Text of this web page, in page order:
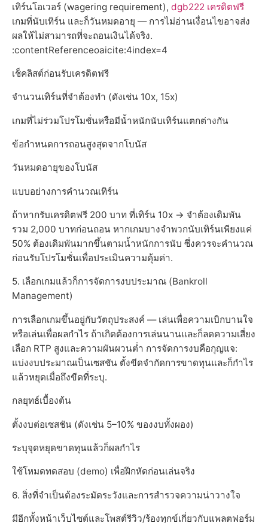
เทิร์นโอเวอร์ (wagering requirement), dgb222 เครดิตฟรี
เกมที่นับเทิร์น และก็วันหมดอายุ — การไม่อ่านเงื่อนไขอาจส่ง
ผลให้ไม่สามารถที่จะถอนเงินได้จริง.
:contentReferenceoaicite:4index=4
เช็คลิสต์ก่อนรับเครดิตฟรี
จำนวนเทิร์นที่จำต้องทำ (ดังเช่น 10x, 15x)
เกมที่ไม่ร่วมโปรโมชั่นหรือมีน้ำหนักนับเทิร์นแตกต่างกัน
ข้อกำหนดการถอนสูงสุดจากโบนัส
วันหมดอายุของโบนัส
แบบอย่างการคำนวณเทิร์น
ถ้าหากรับเครดิตฟรี 200 บาท ที่เทิร์น 10x → จำต้องเดิมพัน
รวม 2,000 บาทก่อนถอน หากเกมบางจำพวกนับเทิร์นเพียงแค่
50% ต้องเดิมพันมากขึ้นตามน้ำหนักการนับ ซึ่งควรจะคำนวณ
ก่อนรับโปรโมชั่นเพื่อประเมินความคุ้มค่า.
5. เลือกเกมแล้วก็การจัดการงบประมาณ (Bankroll
Management)
การเลือกเกมขึ้นอยู่กับวัตถุประสงค์ — เล่นเพื่อความเบิกบานใจ
หรือเล่นเพื่อผลกำไร ถ้าเกิดต้องการเล่นนานและก็ลดความเสี่ยง
เลือก RTP สูงและความผันผวนต่ำ การจัดการงบคือกุญแจ:
แบ่งงบประมาณเป็นเซสชัน ตั้งขีดจำกัดการขาดทุนและก็กำไร
แล้วหยุดเมื่อถึงขีดที่ระบุ.
กลยุทธ์เบื้องต้น
ตั้งงบต่อเซสชัน (ดังเช่น 5–10% ของงบทั้งผอง)
ระบุจุดหยุดขาดทุนแล้วก็ผลกำไร
ใช้โหมดทดสอบ (demo) เพื่อฝึกหัดก่อนเล่นจริง
6. สิ่งที่จำเป็นต้องระมัดระวังและการสำรวจความน่าวางใจ
มีอีกทั้งหน้าเว็บไซต์และโพสต์รีวิว/ร้องทุกข์เกี่ยวกับแพลตฟอร์ม